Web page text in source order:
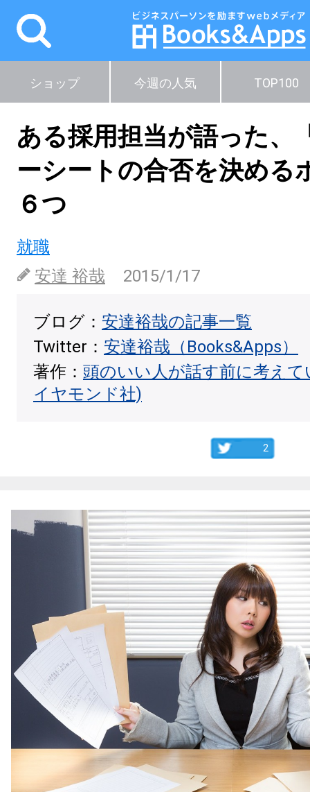
ショップ 今週の人気 TOP100
ある採用担当が語った、
ーシートの合否を決める
６つ
就職
安達 裕哉
2015/1/17
ブログ： 安達裕哉の記事一覧
Twitter： 安達裕哉（Books&Apps）
著作： 頭のいい人が話す前に考え
イヤモンド社)
2